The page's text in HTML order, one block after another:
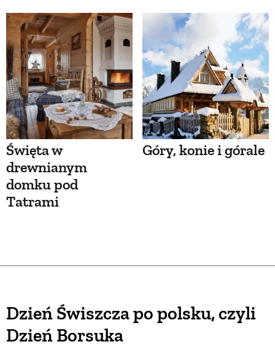
Święta w
drewnianym
domku pod
Tatrami
Góry, konie i górale
Dzień Świszcza po polsku, czyli
Dzień Borsuka